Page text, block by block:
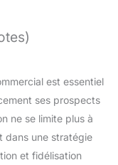
est essentiel
ses prospects
ne se limite plus à
dans une stratégie
et fidélisation